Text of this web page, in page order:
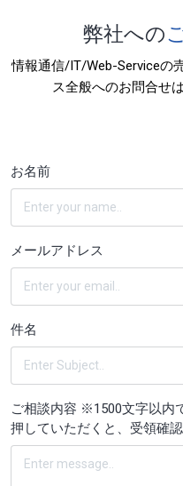
弊社への
情報通信/IT/Web-Serviceの
ス全般へのお問合せ
お名前
メールアドレス
件名
ご相談内容 ※1500文字以内
押していただくと、受領確